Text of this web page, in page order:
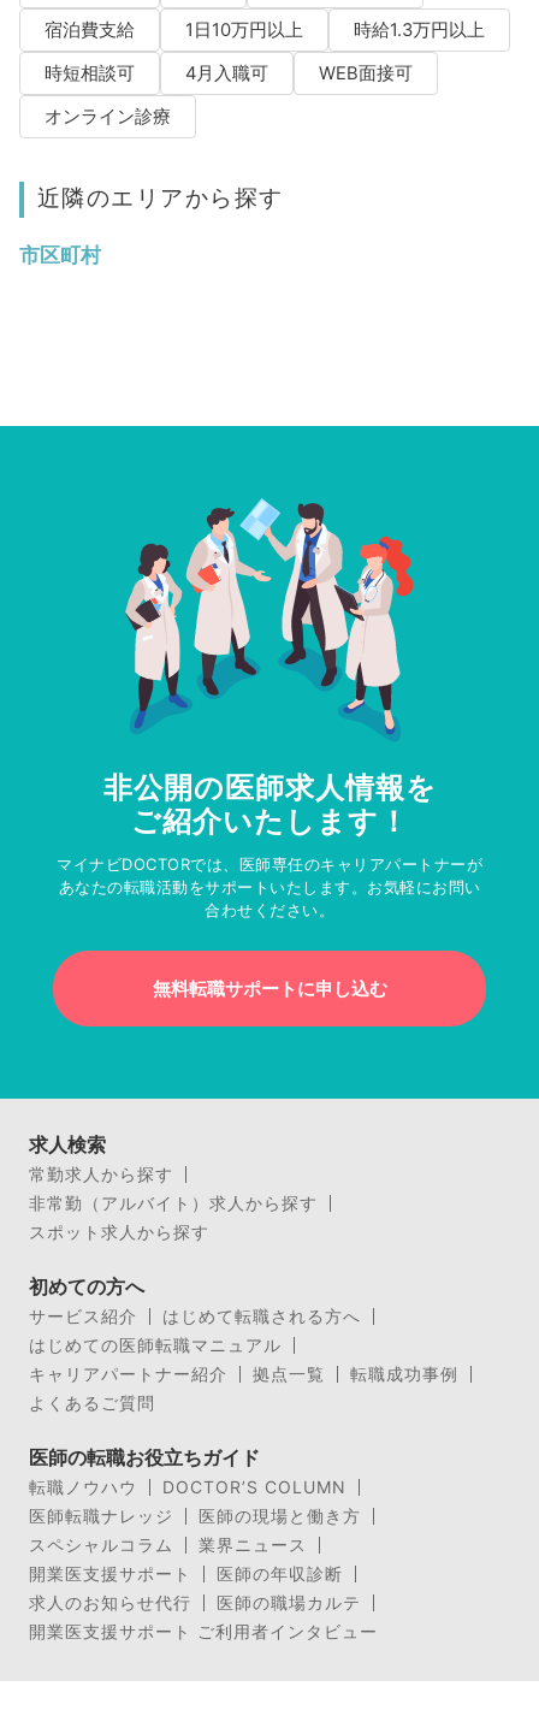
宿泊費支給
1日10万円以上
時給1.3万円以上
時短相談可
4月入職可
WEB面接可
オンライン診療
近隣のエリアから探す
市区町村
非公開の医師求人情報を
ご紹介いたします！
マイナビDOCTORでは、医師専任のキャリアパートナーが
あなたの転職活動をサポートいたします。お気軽にお問い
合わせください。
無料転職サポートに申し込む
求人検索
常勤求人から探す
非常勤（アルバイト）求人から探す
スポット求人から探す
初めての方へ
サービス紹介
はじめて転職される方へ
はじめての医師転職マニュアル
キャリアパートナー紹介
拠点一覧
転職成功事例
よくあるご質問
医師の転職お役立ちガイド
転職ノウハウ
DOCTOR’S COLUMN
医師転職ナレッジ
医師の現場と働き方
スペシャルコラム
業界ニュース
開業医支援サポート
医師の年収診断
求人のお知らせ代行
医師の職場カルテ
開業医支援サポート ご利用者インタビュー